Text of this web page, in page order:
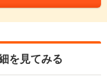
を見てみる